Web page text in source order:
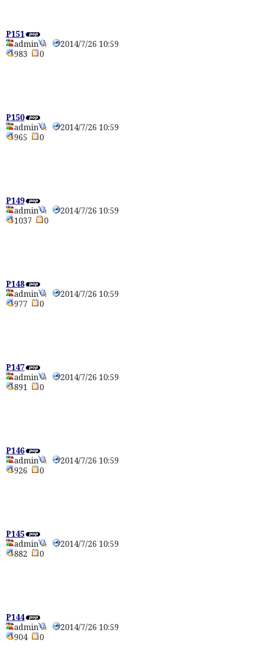
P151
admin
2014/7/26 10:59
983
0
P150
admin
2014/7/26 10:59
965
0
P149
admin
2014/7/26 10:59
1037
0
P148
admin
2014/7/26 10:59
977
0
P147
admin
2014/7/26 10:59
891
0
P146
admin
2014/7/26 10:59
926
0
P145
admin
2014/7/26 10:59
882
0
P144
admin
2014/7/26 10:59
904
0